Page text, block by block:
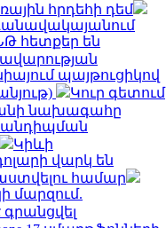
հրդեհի դեմ
հետքեր են
պայթուցիկով
Կուր գետում
նախագահը
Կիևի
վարկ են
համար
մարզում.